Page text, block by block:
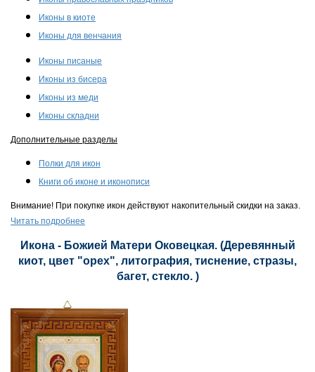
Иконы в киоте
Иконы для венчания
Иконы писаные
Иконы из бисера
Иконы из меди
Иконы складни
Дополнительные разделы
Полки для икон
Книги об иконе и иконописи
Внимание! При покупке икон действуют накопительный скидки на заказ.
Читать подробнее
Икона - Божией Матери Оковецкая. (Деревянный
киот, цвет "орех", литография, тиснение, стразы,
багет, стекло. )